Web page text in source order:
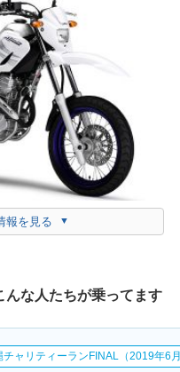
報を見る
んな人たちが乗ってます
チャリティーランFINAL（2019年6月